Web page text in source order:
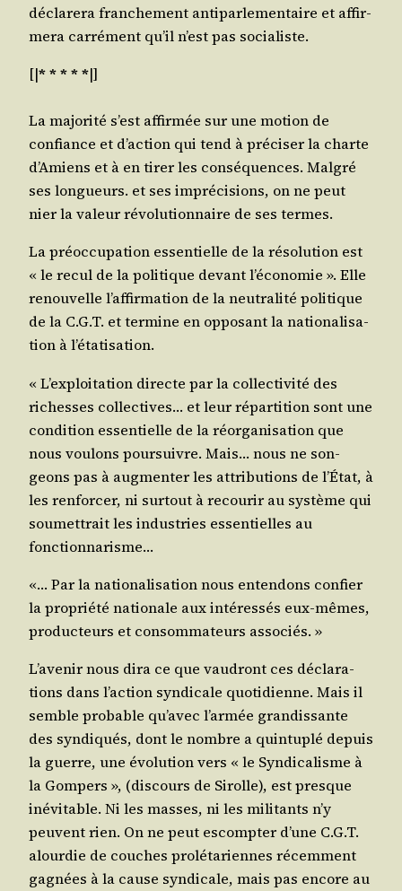
décla­re­ra fran­che­ment anti­par­le­men­taire et affir­
me­ra car­ré­ment qu’il n’est pas socialiste.
[|* * * * *|]
La majo­ri­té s’est affir­mée sur une motion de
confiance et d’ac­tion qui tend à pré­ci­ser la charte
d’A­miens et à en tirer les consé­quences. Mal­gré
ses lon­gueurs. et ses impré­ci­sions, on ne peut
nier la valeur révo­lu­tion­naire de ses termes.
La pré­oc­cu­pa­tion essen­tielle de la réso­lu­tion est
« le recul de la poli­tique devant l’é­co­no­mie ». Elle
renou­velle l’af­fir­ma­tion de la neu­tra­li­té poli­tique
de la C.G.T. et ter­mine en oppo­sant la natio­na­li­sa­
tion à l’étatisation.
« L’ex­ploi­ta­tion directe par la col­lec­ti­vi­té des
richesses col­lec­tives… et leur répar­ti­tion sont une
condi­tion essen­tielle de la réor­ga­ni­sa­tion que
nous vou­lons pour­suivre. Mais… nous ne son­
geons pas à aug­men­ter les attri­bu­tions de l’État, à
les ren­for­cer, ni sur­tout à recou­rir au sys­tème qui
sou­met­trait les indus­tries essen­tielles au
fonctionnarisme…
«… Par la natio­na­li­sa­tion nous enten­dons confier
la pro­prié­té natio­nale aux inté­res­sés eux-mêmes,
pro­duc­teurs et consom­ma­teurs associés. »
L’a­ve­nir nous dira ce que vau­dront ces décla­ra­
tions dans l’ac­tion syn­di­cale quo­ti­dienne. Mais il
semble pro­bable qu’a­vec l’ar­mée gran­dis­sante
des syn­di­qués, dont le nombre a quin­tu­plé depuis
la guerre, une évo­lu­tion vers « le Syn­di­ca­lisme à
la Gom­pers », (dis­cours de Sirolle), est presque
inévi­table. Ni les masses, ni les mili­tants n’y
peuvent rien. On ne peut escomp­ter d’une C.G.T.
alour­die de couches pro­lé­ta­riennes récem­ment
gagnées à la cause syn­di­cale, mais pas encore au